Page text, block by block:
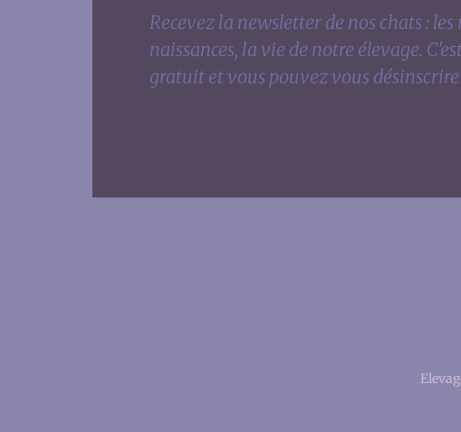
Recevez la newsletter de nos chats :
naissances, la vie de notre élevage.
gratuit et vous pouvez vous